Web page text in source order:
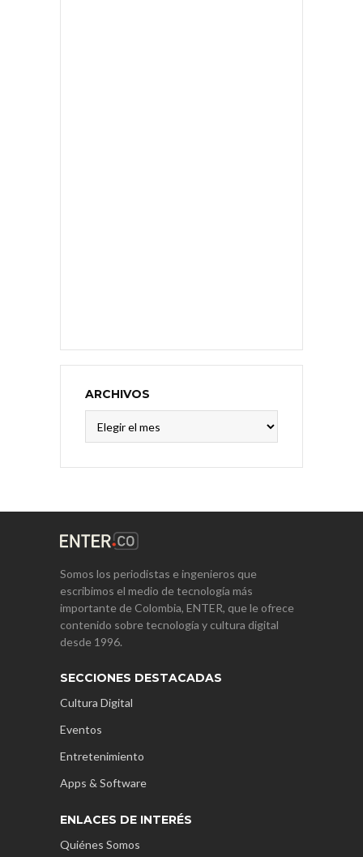
ARCHIVOS
Somos los periodistas e ingenieros que
escribimos el medio de tecnología más
importante de Colombia, ENTER, que le ofrece
contenido sobre tecnología y cultura digital
desde 1996.
SECCIONES DESTACADAS
Cultura Digital
Eventos
Entretenimiento
Apps & Software
ENLACES DE INTERÉS
Quiénes Somos